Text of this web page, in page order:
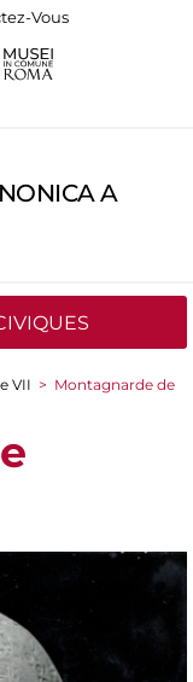
Vous
A
VII > Montagnarde de